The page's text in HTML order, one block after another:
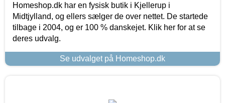
Homeshop.dk har en fysisk butik i Kjellerup i
Midtjylland, og ellers sælger de over nettet. De startede
tilbage i 2004, og er 100 % danskejet. Klik her for at se
deres udvalg.
Se udvalget på Homeshop.dk